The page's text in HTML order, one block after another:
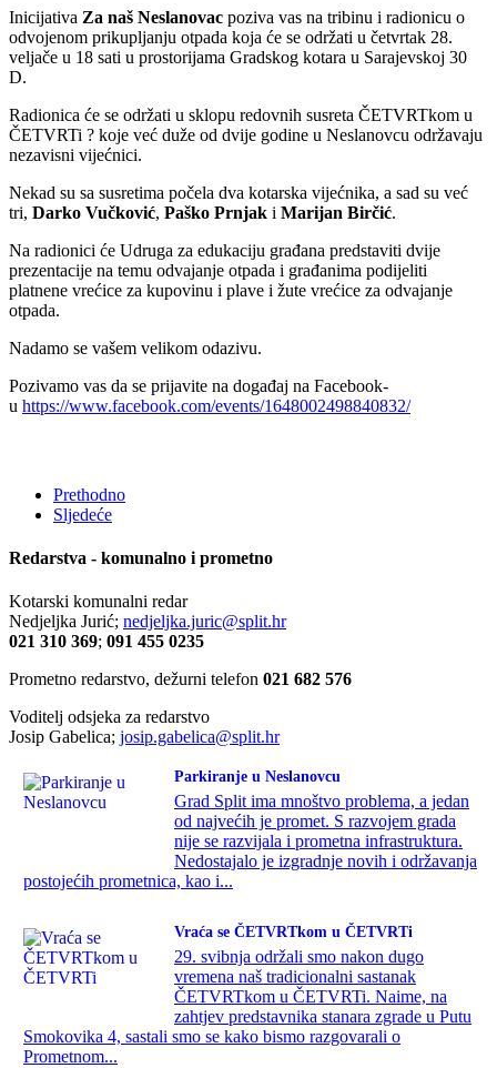
Inicijativa Za naš Neslanovac poziva vas na tribinu i radionicu o
odvojenom prikupljanju otpada koja će se održati u četvrtak 28.
veljače u 18 sati u prostorijama Gradskog kotara u Sarajevskoj 30
D.
Radionica će se održati u sklopu redovnih susreta ČETVRTkom u
ČETVRTi ? koje već duže od dvije godine u Neslanovcu održavaju
nezavisni vijećnici.
Nekad su sa susretima počela dva kotarska vijećnika, a sad su već
tri, Darko Vučković, Paško Prnjak i Marijan Birčić.
Na radionici će Udruga za edukaciju građana predstaviti dvije
prezentacije na temu odvajanje otpada i građanima podijeliti
platnene vrećice za kupovinu i plave i žute vrećice za odvajanje
otpada.
Nadamo se vašem velikom odazivu.
Pozivamo vas da se prijavite na događaj na Facebook-
u https://www.facebook.com/events/1648002498840832/
Prethodno
Sljedeće
Redarstva - komunalno i prometno
Kotarski komunalni redar
Nedjeljka Jurić; nedjeljka.juric@split.hr
021 310 369; 091 455 0235
Prometno redarstvo, dežurni telefon 021 682 576
Voditelj odsjeka za redarstvo
Josip Gabelica; josip.gabelica@split.hr
Parkiranje u Neslanovcu
Grad Split ima mnoštvo problema, a jedan
od najvećih je promet. S razvojem grada
nije se razvijala i prometna infrastruktura.
Nedostajalo je izgradnje novih i održavanja
postojećih prometnica, kao i...
Vraća se ČETVRTkom u ČETVRTi
29. svibnja održali smo nakon dugo
vremena naš tradicionalni sastanak
ČETVRTkom u ČETVRTi. Naime, na
zahtjev predstavnika stanara zgrade u Putu
Smokovika 4, sastali smo se kako bismo razgovarali o
Prometnom...